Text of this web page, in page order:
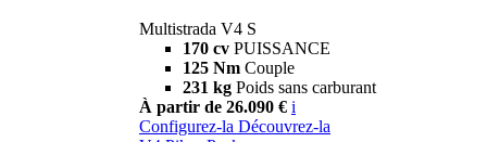
Multistrada V4 S
170 cv PUISSANCE
125 Nm Couple
231 kg Poids sans carburant
À partir de 26.090 € i
Configurez-la Découvrez-la